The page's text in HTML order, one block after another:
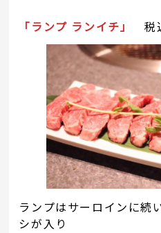
「ランプ ランイチ」 税
ランプはサーロインに続
シが入り